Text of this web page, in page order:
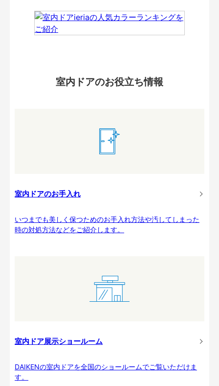
室内ドアのお役立ち情報
室内ドアのお手入れ
いつまでも美しく保つためのお手入れ方法や汚してしまった
時の対処方法などをご紹介します。
室内ドア展示ショールーム
DAIKENの室内ドアを全国のショールームでご覧いただけま
す。